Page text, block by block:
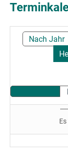
Sportpark
Nach Jahr